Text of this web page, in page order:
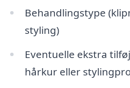
Behandlingstype
styling)
Eventuelle ekstra
hårkur eller